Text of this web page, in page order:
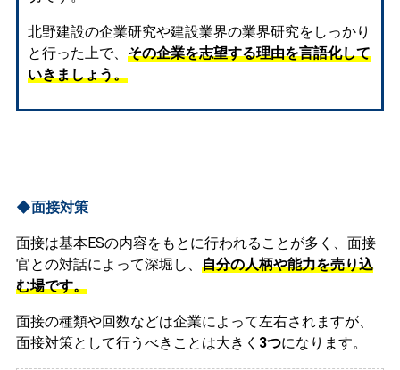
北野建設の企業研究や建設業界の業界研究をしっかり
と行った上で、 その企業を志望する理由を言語化して
いきましょう。
◆面接対策
面接は基本ESの内容をもとに行われることが多く、面接
官との対話によって深堀し、 自分の人柄や能力を売り込
む場です。
面接の種類や回数などは企業によって左右されますが、
面接対策として行うべきことは大きく 3つになります。